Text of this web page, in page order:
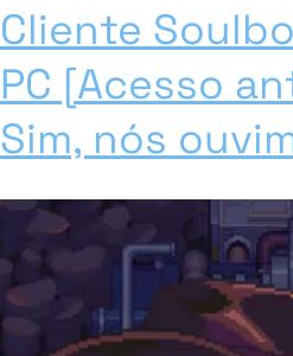
Cliente
PC [Acesso
Sim, nós